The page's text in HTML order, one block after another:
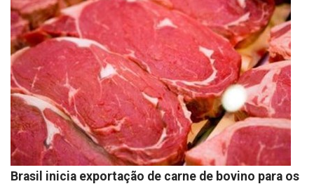
Brasil inicia exportação de carne de bovino para os